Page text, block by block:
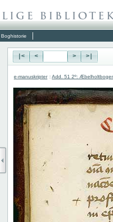
|< < > >|
e-manuskripter : Add. 51 2º: